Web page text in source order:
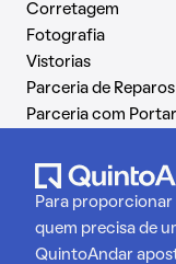
Corretagem
Fotografia
Vistorias
Parceria de Reparos
Parceria com
Para proporcionar
quem precisa de
QuintoAndar